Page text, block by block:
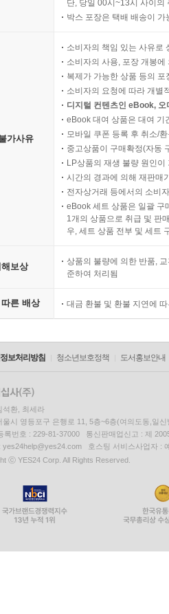
단, 당일 00시~13시 사이의
박스 포장은 택배 배송이
가사유
소비자의 책임 있는 사유로
소비자의 사용, 포장 개봉
복제가 가능한 상품 등의
소비자의 요청에 따라 개별
디지털 컨텐츠인 eBook,
eBook 대여 상품은 대여 기
모바일 쿠폰 등록 후 취소/
중고상품이 구매확정(자동
LP상품의 재생 불량 원인
시간의 경과에 의해 재판매
전자상거래 등에서의 소비
eBook 세트 상품은 일괄 구
1개의 상품으로 취급 및 판
우, 세트 상품 전부 및 세트
보상
상품의 불량에 의한 반품,
준하여 처리됨
른 배상 대금 환불 및 환불 지연에
보처리방침 청소년보호정책 도서홍보안내
석환, 최세라
울시 영등포구 은행로 11, 5층~6층(여의도동,일신
록번호 : 229-81-37000 통신판매업신고 : 제
yes24help@yes24.com 호스팅 서비스사업자 :
ⓒ YES24 Corp. All Rights Reserved.